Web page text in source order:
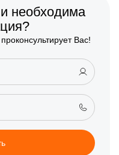
необходима
Вас!